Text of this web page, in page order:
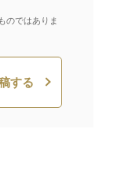
のではありま
する